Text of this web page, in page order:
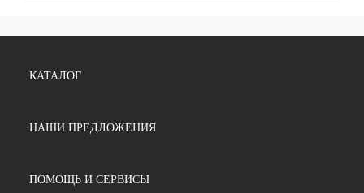
КАТАЛОГ
НАШИ ПРЕДЛОЖЕНИЯ
ПОМОЩЬ И СЕРВИСЫ